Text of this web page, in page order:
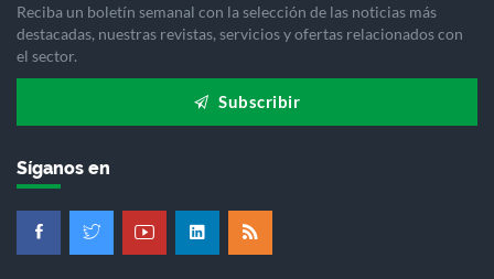
Reciba un boletín semanal con la selección de las noticias más
destacadas, nuestras revistas, servicios y ofertas relacionados con
el sector.
Subscribir
Síganos en